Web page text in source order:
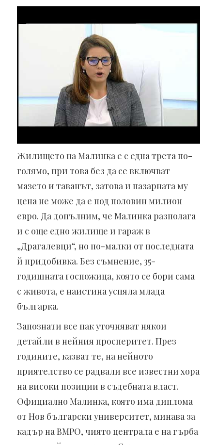
Жилището на Малинка е с една трета по-
голямо, при това без да се включват
мазето и таванът, затова и пазарната му
цена не може да е под половин милион
евро. Да допълним, че Малинка разполага
и с още едно жилище и гараж в
„Драгалевци“, но по-малки от последната
й придобивка. Без съмнение, 35-
годишната госпожица, която се бори сама
с живота, е наистина успяла млада
българка.
Запознати все пак уточняват някои
детайли в нейния просперитет. През
годините, казват те, на нейното
приятелство се радвали все известни хора
на високи позиции в съдебната власт.
Официално Малинка, която има диплома
от Нов български университет, минава за
кадър на ВМРО, чиято централа е на гърба